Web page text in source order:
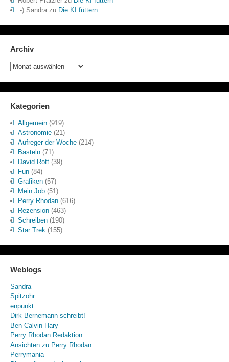
:-) Sandrazu Die KI füttern
Archiv
Archiv
Kategorien
Allgemein(919)
Astronomie(21)
Aufreger der Woche(214)
Basteln(71)
David Rott(39)
Fun(84)
Grafiken(57)
Mein Job(51)
Perry Rhodan(616)
Rezension(463)
Schreiben(190)
Star Trek (155)
Weblogs
Sandra
Spitzohr
enpunkt
Dirk Bernemann schreibt!
Ben Calvin Hary
Perry Rhodan Redaktion
Ansichten zu Perry Rhodan
Perrymania